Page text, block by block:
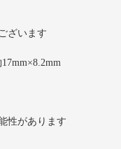
ざいます
性があります